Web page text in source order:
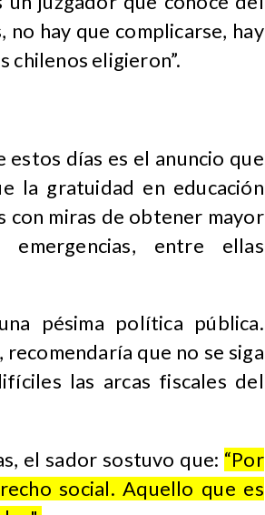
hay que complicarse, hay
chilenos eligieron”.
días es el anuncio que
la gratuidad en educación
con miras de obtener mayor
entre ellas
pésima política pública.
que no se siga
las arcas fiscales del
el sador sostuvo que: “Por
social. Aquello que es